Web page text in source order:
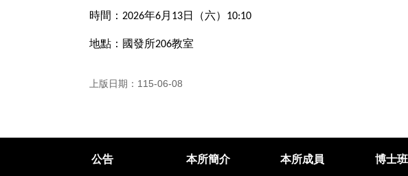
時間： 2026年6月 13日（六） 10:10
地點：國發所206教室
上版日期：115-06-08
公告 本所簡介 本所成員 博士班